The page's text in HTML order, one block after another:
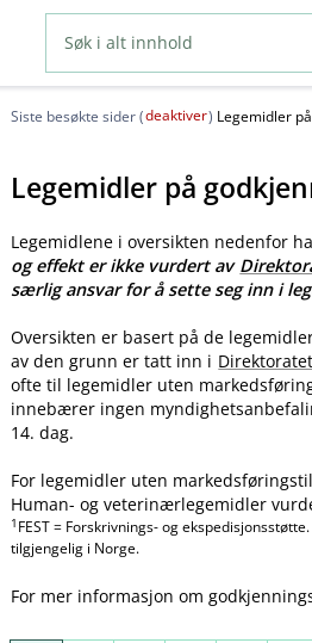
Siste besøkte sider (deaktiver) Legemidler
Legemidler på
Legemidlene i oversikten nedenfor
og effekt er ikke vurdert av
særlig ansvar for å sette seg inn i
Oversikten er basert på de
av den grunn er tatt inn i
ofte til legemidler uten
innebærer ingen
14. dag.
For legemidler uten
Human- og veterinærlegemidler
1 FEST = Forskrivnings- og ekspedisjonsstøtte.
tilgjengelig i Norge.
For mer informasjon om